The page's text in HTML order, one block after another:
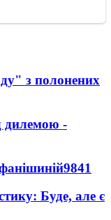
з полонених
дилемою -
9841
Буде, але є